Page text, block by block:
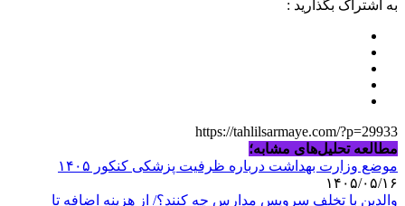
به اشتراک بگذارید :
https://tahlilsarmaye.com/?p=29933
مطالعه تحلیل‌های مشابه؛
موضع وزارت بهداشت درباره ظرفیت پزشکی کنکور ۱۴۰۵
۱۴۰۵/۰۵/۱۶
والدین با تخلف سرویس مدارس چه کنند؟/ از هزینه اضافه تا